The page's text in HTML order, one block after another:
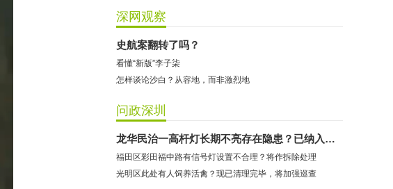
深网观察
史航案翻转了吗？
看懂“新版”李子柒
怎样谈论沙白？从容地，而非激烈地
问政深圳
龙华民治一高杆灯长期不亮存在隐患？已纳入改造范围
福田区彩田福中路有信号灯设置不合理？将作拆除处理
光明区此处有人饲养活禽？现已清理完毕，将加强巡查
哈尔特健身：商家拒不配合调解
龅牙兔儿童情商训练营：商家承诺退费未履行